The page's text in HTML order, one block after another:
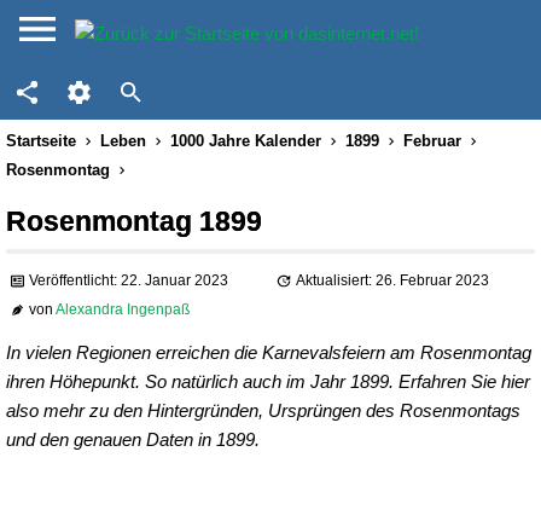
Startseite Leben 1000 Jahre Kalender 1899
Februar
Rosenmontag
Rosenmontag 1899
Veröffentlicht: 22. Januar 2023
Aktualisiert: 26. Februar 2023
vonAlexandra Ingenpaß
In vielen Regionen erreichen die Karnevalsfeiern am Rosenmontag
ihren Höhepunkt. So natürlich auch im Jahr 1899. Erfahren Sie hier
also mehr zu den Hintergründen, Ursprüngen des Rosenmontags
und den genauen Daten in 1899.